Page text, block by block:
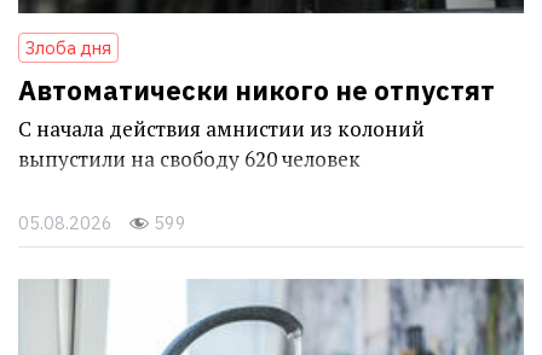
Злоба дня
Автоматически никого не отпустят
С начала действия амнистии из колоний
выпустили на свободу 620 человек
05.08.2026 599